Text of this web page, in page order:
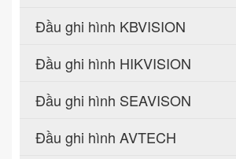
Đầu ghi hình KBVISION
Đầu ghi hình HIKVISION
Đầu ghi hình SEAVISON
Đầu ghi hình AVTECH